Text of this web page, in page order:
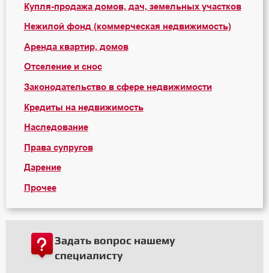
Купля-продажа домов, дач, земельных участков
Нежилой фонд (коммерческая недвижимость)
Аренда квартир, домов
Отселение и снос
Законодательство в сфере недвижимости
Кредиты на недвижимость
Наследование
Права супругов
Дарение
Прочее
Задать вопрос нашему
специалисту